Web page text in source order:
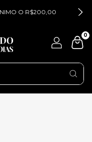
O R$200,00
0